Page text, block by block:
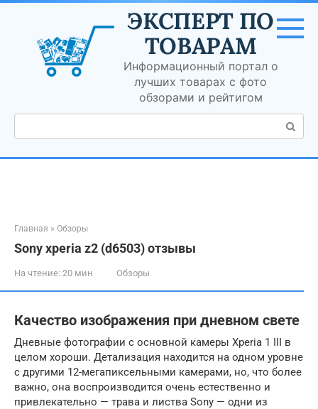
Перейти
контенту
ЭКСПЕРТ ПО
ТОВАРАМ
Информационный портал о
лучших товарах с фото
обзорами и рейтигом
Поиск:
Главная » Обзоры
Sony xperia z2 (d6503) отзывы
На чтение: 20 мин Обзоры
Качество изображения при дневном свете
Дневные фотографии с основной камеры Xperia 1 III в
целом хороши. Детализация находится на одном уровне
с другими 12-мегапиксельными камерами, но, что более
важно, она воспроизводится очень естественно и
привлекательно — трава и листва Sony — одни из